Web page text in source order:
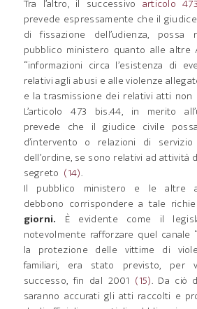
Tra l’altro, il successivo articolo
prevede espressamente che il
di fissazione dell’udienza, possa
pubblico ministero quanto alle altre
“informazioni circa l’esistenza di
relativi agli abusi e alle violenze
e la trasmissione dei relativi atti non
L’articolo 473 bis.44, in merito
prevede che il giudice civile
d’intervento o relazioni di
dell’ordine, se sono relativi ad attività
segreto (14).
Il pubblico ministero e le altre
debbono corrispondere a tale
giorni. È evidente come il
notevolmente rafforzare quel canale
la protezione delle vittime di
familiari, era stato previsto, per
successo, fin dal 2001 (15). Da ciò
saranno accurati gli atti raccolti e